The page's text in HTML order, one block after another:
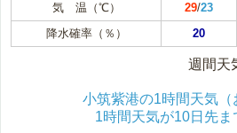
気 温（℃） 29/23
降水確率（％）
20
週間天
小筑紫港の1時間天気（
1時間天気が10日先ま